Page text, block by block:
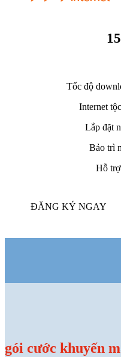
Tốc độ
Internet
Lắp đặt
Bảo trì
Hỗ
ĐĂNG KÝ NGAY
gói cước khuyến